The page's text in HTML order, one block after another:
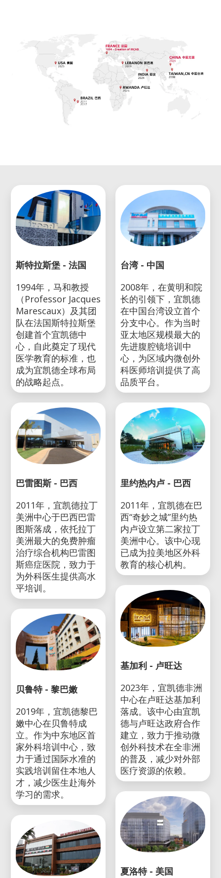
斯特拉斯堡 - 法国
1994年，马和教授
（Professor Jacques
Marescaux）及其团
队在法国斯特拉斯堡
创建首个宜凯德中
心，自此奠定了现代
医学教育的标准，也
成为宜凯德全球布局
的战略起点。
巴雷图斯 - 巴西
2011年，宜凯德拉丁
美洲中心于巴西巴雷
图斯落成，依托拉丁
美洲最大的免费肿瘤
治疗综合机构巴雷图
斯癌症医院，致力于
为外科医生提供高水
平培训。
贝鲁特 - 黎巴嫩
2019年，宜凯德黎巴
嫩中心在贝鲁特成
立。作为中东地区首
家外科培训中心，致
力于通过国际水准的
实践培训留住本地人
才，减少医生赴海外
学习的需求。
台湾 - 中国
2008年，在黄明和院
长的引领下，宜凯德
在中国台湾设立首个
分支中心。作为当时
亚太地区规模最大的
先进腹腔镜培训中
心，为区域内微创外
科医师培训提供了高
品质平台。
里约热内卢 - 巴西
2011年，宜凯德在巴
西“奇妙之城”里约热
内卢设立第二家拉丁
美洲中心。该中心现
已成为拉美地区外科
教育的核心机构。
基加利 - 卢旺达
2023年，宜凯德非洲
中心在卢旺达基加利
落成。该中心由宜凯
德与卢旺达政府合作
建立，致力于推动微
创外科技术在全非洲
的普及，减少对外部
医疗资源的依赖。
夏洛特 - 美国